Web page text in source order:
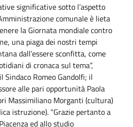
significative sotto l’aspetto
comunale è lieta
la Giornata mondiale contro
una piaga dei nostri tempi
dall’essere sconfitta, come
di cronaca sul tema”,
Romeo Gandolfi; il
alle pari opportunità Paola
Massimiliano Morganti (cultura)
istruzione). “Grazie pertanto a
ed allo studio